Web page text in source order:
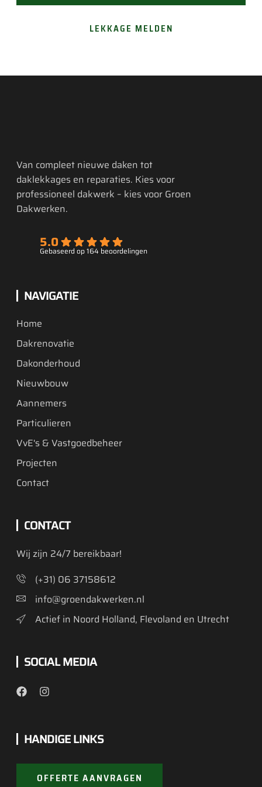
LEKKAGE MELDEN
Van compleet nieuwe daken tot
daklekkages en reparaties. Kies voor
professioneel dakwerk – kies voor Groen
Dakwerken.
5.0
Gebaseerd op 164 beoordelingen
NAVIGATIE
Home
Dakrenovatie
Dakonderhoud
Nieuwbouw
Aannemers
Particulieren
VvE's & Vastgoedbeheer
Projecten
Contact
CONTACT
Wij zijn 24/7 bereikbaar!
(+31) 06 37158612
info@groendakwerken.nl
Actief in Noord Holland, Flevoland en Utrecht
SOCIAL MEDIA
HANDIGE LINKS
OFFERTE AANVRAGEN